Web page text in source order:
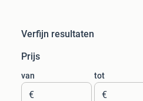
Verfijn resultaten
Prijs
van
€
tot
€